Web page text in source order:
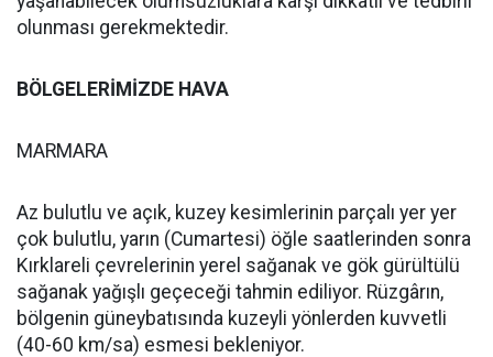
olunması gerekmektedir.
BÖLGELERİMİZDE HAVA
MARMARA
Az bulutlu ve açık, kuzey kesimlerinin parçalı yer yer
çok bulutlu, yarın (Cumartesi) öğle saatlerinden sonra
Kırklareli çevrelerinin yerel sağanak ve gök gürültülü
sağanak yağışlı geçeceği tahmin ediliyor. Rüzgârın,
bölgenin güneybatısında kuzeyli yönlerden kuvvetli
(40-60 km/sa) esmesi bekleniyor.